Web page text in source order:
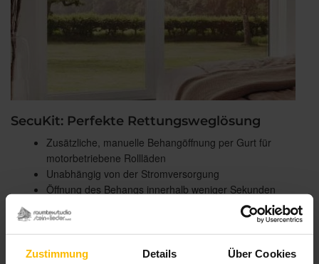
Zustimmung Details Über Cookies
SecuKit: Perfekte Rettungsweglösung
Zusätzliche, manuelle Behangöffnung per Gurt für
motorbetriebene Rollläden
Unabhängig von der Stromversorgung
Öffnung des Behangs innerhalb weniger Sekunden
Dezente Gurtbefestigung im Rauminneren